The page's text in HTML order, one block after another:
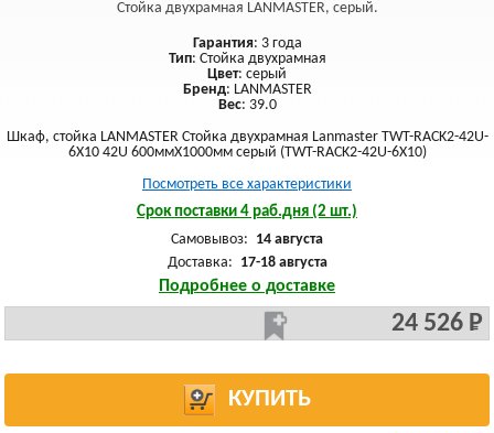
Стойка двухрамная LANMASTER, серый.
Гарантия: 3 года
Тип: Стойка двухрамная
Цвет: серый
Бренд: LANMASTER
Вес: 39.0
Шкаф, стойка LANMASTER Стойка двухрамная Lanmaster TWT-RACK2-42U-
6X10 42U 600ммX1000мм серый (TWT-RACK2-42U-6X10)
Посмотреть все характеристики
Срок поставки 4 раб.дня (2 шт.)
Самовывоз: 14 августа
Доставка: 17-18 августа
Подробнее о доставке
24 526 Р
КУПИТЬ